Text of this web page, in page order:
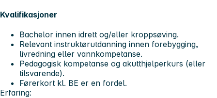
Kvalifikasjoner
Bachelor innen idrett og/eller kroppsøving.
Relevant instruktørutdanning innen forebygging,
livredning eller vannkompetanse.
Pedagogisk kompetanse og akutthjelperkurs (eller
tilsvarende).
Førerkort kl. BE er en fordel.
Erfaring: